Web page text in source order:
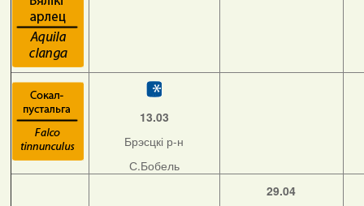
13.03
Брэсцкі р-н
С.Бобель
29.04